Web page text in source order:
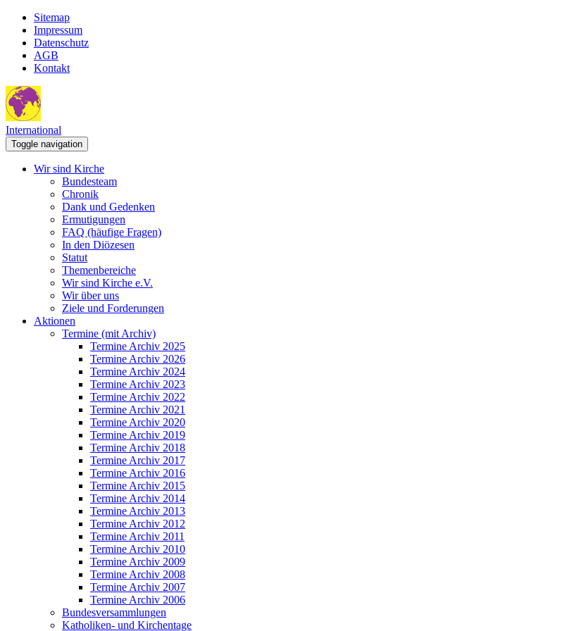
Sitemap
Impressum
Datenschutz
AGB
Kontakt
International
Toggle navigation
Wir sind Kirche
Bundesteam
Chronik
Dank und Gedenken
Ermutigungen
FAQ (häufige Fragen)
In den Diözesen
Statut
Themenbereiche
Wir sind Kirche e.V.
Wir über uns
Ziele und Forderungen
Aktionen
Termine (mit Archiv)
Termine Archiv 2025
Termine Archiv 2026
Termine Archiv 2024
Termine Archiv 2023
Termine Archiv 2022
Termine Archiv 2021
Termine Archiv 2020
Termine Archiv 2019
Termine Archiv 2018
Termine Archiv 2017
Termine Archiv 2016
Termine Archiv 2015
Termine Archiv 2014
Termine Archiv 2013
Termine Archiv 2012
Termine Archiv 2011
Termine Archiv 2010
Termine Archiv 2009
Termine Archiv 2008
Termine Archiv 2007
Termine Archiv 2006
Bundesversammlungen
Katholiken- und Kirchentage